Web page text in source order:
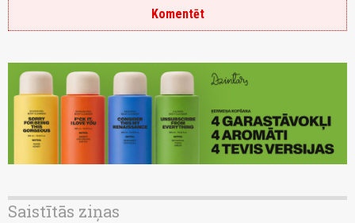
Komentēt
Saistītās ziņas